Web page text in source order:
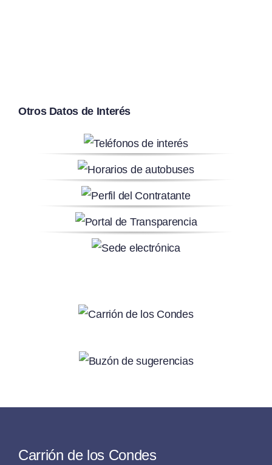
Otros Datos de Interés
Carrión de los Condes